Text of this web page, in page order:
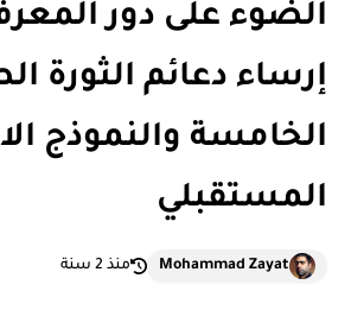
الضوء على دور
إرساء دعائم الثورة
الخامسة والنموذج
المستقبلي
Mohammad Zayat منذ 2 سنة